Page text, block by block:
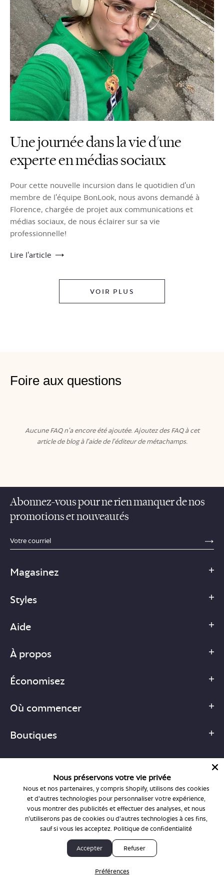
Une journée dans la vie d'une
experte en médias sociaux
Pour cette nouvelle incursion dans le quotidien d'un
membre de l'équipe BonLook, nous avons demandé à
Florence, chargée de projet aux communications et
médias sociaux, de nous éclairer sur sa vie
professionnelle!
Lire l’article
VOIR PLUS
Foire aux questions
Aucune FAQ n'a encore été ajoutée. Ajoutez des FAQ à cet
article de blog à l'aide de l'éditeur de métachamps.
Abonnez-vous pour ne rien manquer de nos
promotions et nouveautés
sections.footer.email_field_ada_label
Magasinez
Styles
Aide
À propos
Économisez
Où commencer
Boutiques
1-877-755-6659
support@bonlook.com
© BonLook 2026, exploité par BonLook Optique et BonLook BC.
Dr Frédéric Marchand, optométriste.
Politique de confidentialité et conditions générales
Nous préservons votre vie privée
Nous et nos partenaires, y compris Shopify, utilisons des cookies
et d'autres technologies pour personnaliser votre expérience,
vous montrer des publicités et effectuer des analyses, et nous
n'utiliserons pas de cookies ou d'autres technologies à ces fins,
sauf si vous les acceptez. Politique de confidentialité
Accepter Refuser
Préférences